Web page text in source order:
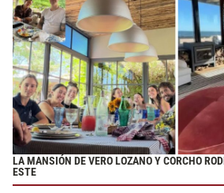
LA MANSIÓN DE VERO LOZANO Y CORCHO
ESTE